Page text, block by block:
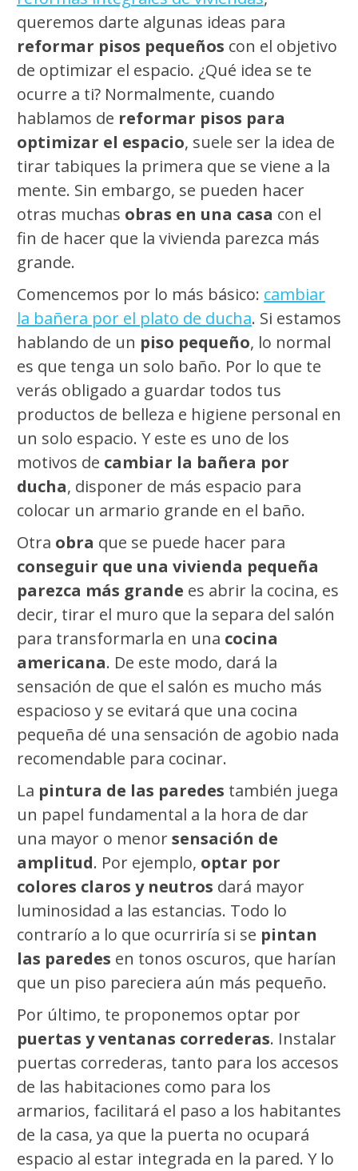
queremos darte algunas ideas para
reformar pisos pequeños con el objetivo
de optimizar el espacio. ¿Qué idea se te
ocurre a ti? Normalmente, cuando
hablamos de reformar pisos para
optimizar el espacio, suele ser la idea de
tirar tabiques la primera que se viene a la
mente. Sin embargo, se pueden hacer
otras muchas obras en una casa con el
fin de hacer que la vivienda parezca más
grande.
Comencemos por lo más básico: cambiar
la bañera por el plato de ducha. Si estamos
hablando de un piso pequeño, lo normal
es que tenga un solo baño. Por lo que te
verás obligado a guardar todos tus
productos de belleza e higiene personal en
un solo espacio. Y este es uno de los
motivos de cambiar la bañera por
ducha, disponer de más espacio para
colocar un armario grande en el baño.
Otra obra que se puede hacer para
conseguir que una vivienda pequeña
parezca más grande es abrir la cocina, es
decir, tirar el muro que la separa del salón
para transformarla en una cocina
americana. De este modo, dará la
sensación de que el salón es mucho más
espacioso y se evitará que una cocina
pequeña dé una sensación de agobio nada
recomendable para cocinar.
La pintura de las paredes también juega
un papel fundamental a la hora de dar
una mayor o menorsensación de
amplitud. Por ejemplo, optar por
colores claros y neutros dará mayor
luminosidad a las estancias. Todo lo
contrarío a lo que ocurriría si se pintan
las paredes en tonos oscuros, que harían
que un piso pareciera aún más pequeño.
Por último, te proponemos optar por
puertas y ventanas correderas. Instalar
puertas correderas, tanto para los accesos
de las habitaciones como para los
armarios, facilitará el paso a los habitantes
de la casa, ya que la puerta no ocupará
espacio al estar integrada en la pared. Y lo